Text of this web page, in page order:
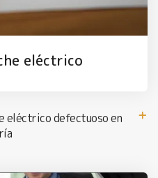
eléctrico
eléctrico defectuoso en